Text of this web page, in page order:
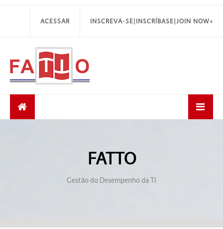
INSCREVA-SE|INSCRÍBASE|JOIN NOW<
ACESSAR
FATTO
Gestão do Desempenho da TI